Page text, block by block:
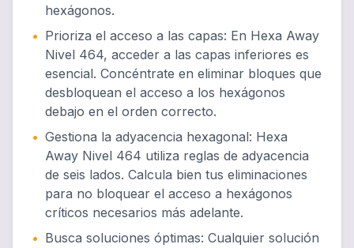
hexágonos.
• Prioriza el acceso a las capas: En Hexa Away
Nivel 464, acceder a las capas inferiores es
esencial. Concéntrate en eliminar bloques que
desbloquean el acceso a los hexágonos
debajo en el orden correcto.
• Gestiona la adyacencia hexagonal: Hexa
Away Nivel 464 utiliza reglas de adyacencia
de seis lados. Calcula bien tus eliminaciones
para no bloquear el acceso a hexágonos
críticos necesarios más adelante.
• Busca soluciones óptimas: Cualquier solución